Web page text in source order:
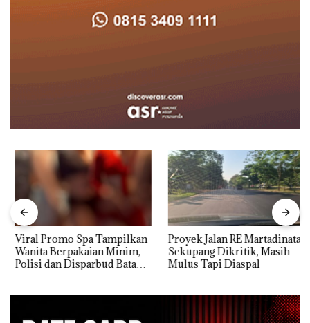
Viral Promo Spa Tampilkan
Wanita Berpakaian Minim,
Polisi dan Disparbud Batam
Proyek Jalan RE Martadinata
Sekupang Dikritik, Masih
Mulus Tapi Diaspal